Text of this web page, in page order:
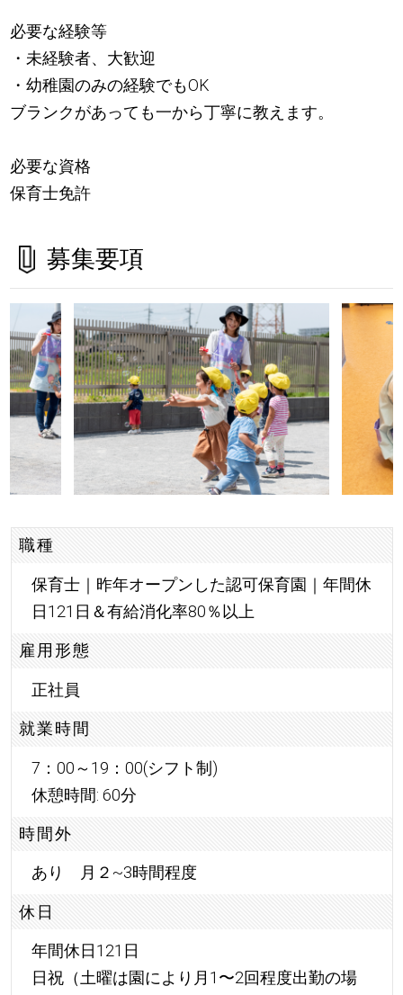
必要な経験等
・未経験者、大歓迎
・幼稚園のみの経験でもOK
ブランクがあっても一から丁寧に教えます。
必要な資格
保育士免許
募集要項
職種
保育士｜昨年オープンした認可保育園｜年間休
日121日＆有給消化率80％以上
雇用形態
正社員
就業時間
7：00～19：00(シフト制)
休憩時間: 60分
時間外
あり 月２~3時間程度
休日
年間休日121日
日祝（土曜は園により月1〜2回程度出勤の場